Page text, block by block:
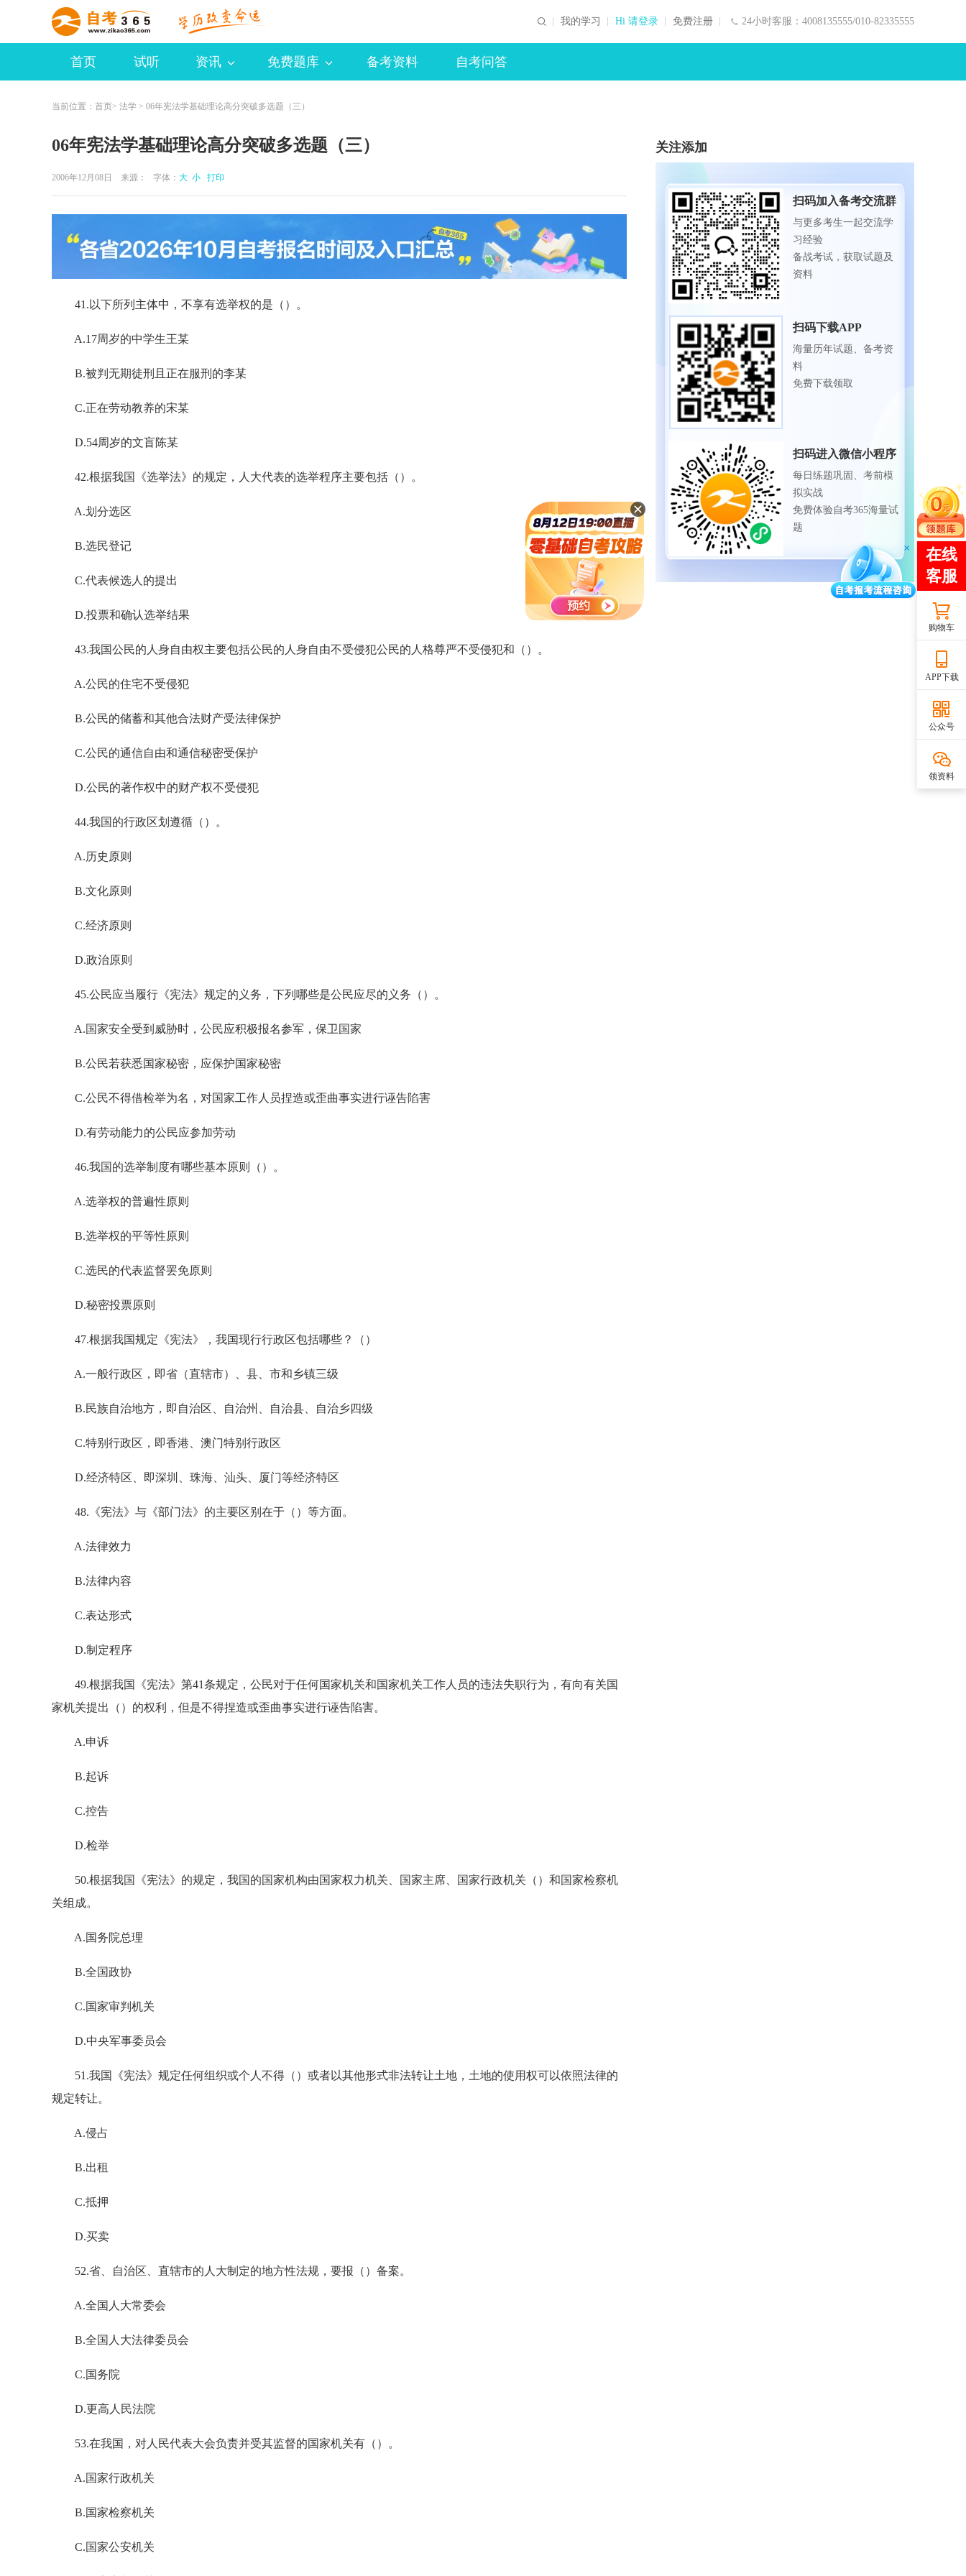
24小时客服：4008135555/010-82335555
我的学习 Hi 请登录 免费注册
首页 试听 资讯 免费题库 备考资料 自考问答
当前位置： 首页> 法学 > 06年宪法学基础理论高分突破多选题（三）
06年宪法学基础理论高分突破多选题（三）
2006年12月08日 来源： 字体： 大 小 打印
41.以下所列主体中，不享有选举权的是（）。
A.17周岁的中学生王某
B.被判无期徒刑且正在服刑的李某
C.正在劳动教养的宋某
D.54周岁的文盲陈某
42.根据我国《选举法》的规定，人大代表的选举程序主要包括（）。
A.划分选区
B.选民登记
C.代表候选人的提出
D.投票和确认选举结果
43.我国公民的人身自由权主要包括公民的人身自由不受侵犯公民的人格尊严不受侵犯和（）。
A.公民的住宅不受侵犯
B.公民的储蓄和其他合法财产受法律保护
C.公民的通信自由和通信秘密受保护
D.公民的著作权中的财产权不受侵犯
44.我国的行政区划遵循（）。
A.历史原则
B.文化原则
C.经济原则
D.政治原则
45.公民应当履行《宪法》规定的义务，下列哪些是公民应尽的义务（）。
A.国家安全受到威胁时，公民应积极报名参军，保卫国家
B.公民若获悉国家秘密，应保护国家秘密
C.公民不得借检举为名，对国家工作人员捏造或歪曲事实进行诬告陷害
D.有劳动能力的公民应参加劳动
46.我国的选举制度有哪些基本原则（）。
A.选举权的普遍性原则
B.选举权的平等性原则
C.选民的代表监督罢免原则
D.秘密投票原则
47.根据我国规定《宪法》，我国现行行政区包括哪些？（）
A.一般行政区，即省（直辖市）、县、市和乡镇三级
B.民族自治地方，即自治区、自治州、自治县、自治乡四级
C.特别行政区，即香港、澳门特别行政区
D.经济特区、即深圳、珠海、汕头、厦门等经济特区
48.《宪法》与《部门法》的主要区别在于（）等方面。
A.法律效力
B.法律内容
C.表达形式
D.制定程序
49.根据我国《宪法》第41条规定，公民对于任何国家机关和国家机关工作人员的违法失职行为，有向有关国
家机关提出（）的权利，但是不得捏造或歪曲事实进行诬告陷害。
A.申诉
B.起诉
C.控告
D.检举
50.根据我国《宪法》的规定，我国的国家机构由国家权力机关、国家主席、国家行政机关（）和国家检察机
关组成。
A.国务院总理
B.全国政协
C.国家审判机关
D.中央军事委员会
51.我国《宪法》规定任何组织或个人不得（）或者以其他形式非法转让土地，土地的使用权可以依照法律的
规定转让。
A.侵占
B.出租
C.抵押
D.买卖
52.省、自治区、直辖市的人大制定的地方性法规，要报（）备案。
A.全国人大常委会
B.全国人大法律委员会
C.国务院
D.更高人民法院
53.在我国，对人民代表大会负责并受其监督的国家机关有（）。
A.国家行政机关
B.国家检察机关
C.国家公安机关
关注添加
扫码加入备考交流群
与更多考生一起交流学
习经验
备战考试，获取试题及
资料
扫码下载APP
海量历年试题、备考资
料
免费下载领取
扫码进入微信小程序
每日练题巩固、考前模
拟实战
免费体验自考365海量试
题
购物车
APP下载
公众号
领资料